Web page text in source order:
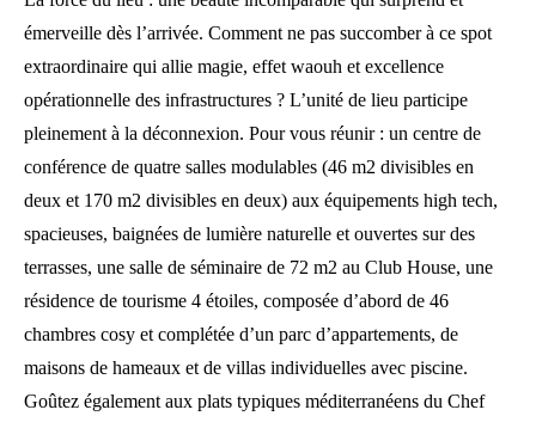
émerveille dès l’arrivée. Comment ne pas succomber à ce spot
extraordinaire qui allie magie, effet waouh et excellence
opérationnelle des infrastructures ? L’unité de lieu participe
pleinement à la déconnexion. Pour vous réunir : un centre de
conférence de quatre salles modulables (46 m2 divisibles en
deux et 170 m2 divisibles en deux) aux équipements high tech,
spacieuses, baignées de lumière naturelle et ouvertes sur des
terrasses, une salle de séminaire de 72 m2 au Club House, une
résidence de tourisme 4 étoiles, composée d’abord de 46
chambres cosy et complétée d’un parc d’appartements, de
maisons de hameaux et de villas individuelles avec piscine.
Goûtez également aux plats typiques méditerranéens du Chef